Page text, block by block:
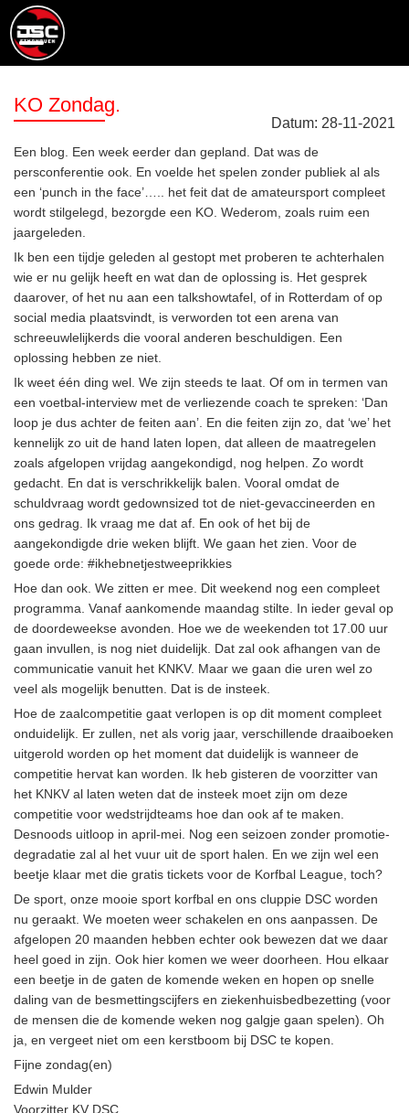
KO Zondag.
Datum: 28-11-2021
Een blog. Een week eerder dan gepland. Dat was de
persconferentie ook. En voelde het spelen zonder publiek al als
een ‘punch in the face’….. het feit dat de amateursport compleet
wordt stilgelegd, bezorgde een KO. Wederom, zoals ruim een
jaargeleden.
Ik ben een tijdje geleden al gestopt met proberen te achterhalen
wie er nu gelijk heeft en wat dan de oplossing is. Het gesprek
daarover, of het nu aan een talkshowtafel, of in Rotterdam of op
social media plaatsvindt, is verworden tot een arena van
schreeuwlelijkerds die vooral anderen beschuldigen. Een
oplossing hebben ze niet.
Ik weet één ding wel. We zijn steeds te laat. Of om in termen van
een voetbal-interview met de verliezende coach te spreken: ‘Dan
loop je dus achter de feiten aan’. En die feiten zijn zo, dat ‘we’ het
kennelijk zo uit de hand laten lopen, dat alleen de maatregelen
zoals afgelopen vrijdag aangekondigd, nog helpen. Zo wordt
gedacht. En dat is verschrikkelijk balen. Vooral omdat de
schuldvraag wordt gedownsized tot de niet-gevaccineerden en
ons gedrag. Ik vraag me dat af. En ook of het bij de
aangekondigde drie weken blijft. We gaan het zien. Voor de
goede orde: #ikhebnetjestweeprikkies
Hoe dan ook. We zitten er mee. Dit weekend nog een compleet
programma. Vanaf aankomende maandag stilte. In ieder geval op
de doordeweekse avonden. Hoe we de weekenden tot 17.00 uur
gaan invullen, is nog niet duidelijk. Dat zal ook afhangen van de
communicatie vanuit het KNKV. Maar we gaan die uren wel zo
veel als mogelijk benutten. Dat is de insteek.
Hoe de zaalcompetitie gaat verlopen is op dit moment compleet
onduidelijk. Er zullen, net als vorig jaar, verschillende draaiboeken
uitgerold worden op het moment dat duidelijk is wanneer de
competitie hervat kan worden. Ik heb gisteren de voorzitter van
het KNKV al laten weten dat de insteek moet zijn om deze
competitie voor wedstrijdteams hoe dan ook af te maken.
Desnoods uitloop in april-mei. Nog een seizoen zonder promotie-
degradatie zal al het vuur uit de sport halen. En we zijn wel een
beetje klaar met die gratis tickets voor de Korfbal League, toch?
De sport, onze mooie sport korfbal en ons cluppie DSC worden
nu geraakt. We moeten weer schakelen en ons aanpassen. De
afgelopen 20 maanden hebben echter ook bewezen dat we daar
heel goed in zijn. Ook hier komen we weer doorheen. Hou elkaar
een beetje in de gaten de komende weken en hopen op snelle
daling van de besmettingscijfers en ziekenhuisbedbezetting (voor
de mensen die de komende weken nog galgje gaan spelen). Oh
ja, en vergeet niet om een kerstboom bij DSC te kopen.
Fijne zondag(en)
Edwin Mulder
Voorzitter KV DSC